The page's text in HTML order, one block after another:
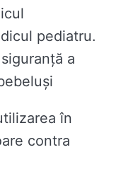
pediatru.
a
în
contra